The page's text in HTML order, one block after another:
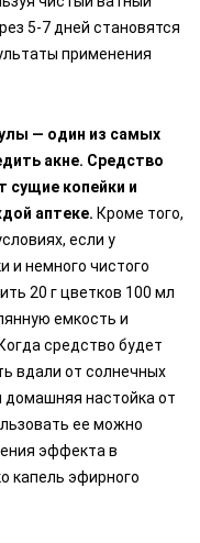
5-7 дней становятся
применения
— один из самых
акне. Средство
сущие копейки и
аптеке. Кроме того,
если у
и немного чистого
20 г цветков 100 мл
емкость и
средство будет
вдали от солнечных
настойка от
ее можно
эффекта в
капель эфирного